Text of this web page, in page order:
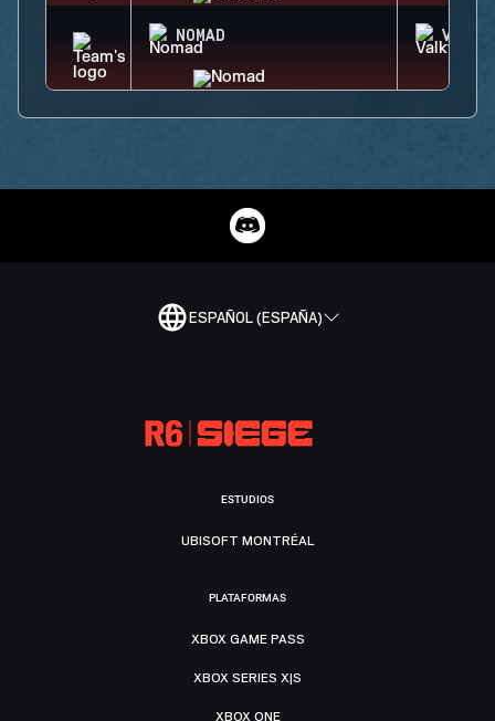
NOMAD
ESPAÑOL (ESPAÑA)
ESTUDIOS
UBISOFT MONTRÉAL
PLATAFORMAS
XBOX GAME PASS
XBOX SERIES X|S
XBOX ONE